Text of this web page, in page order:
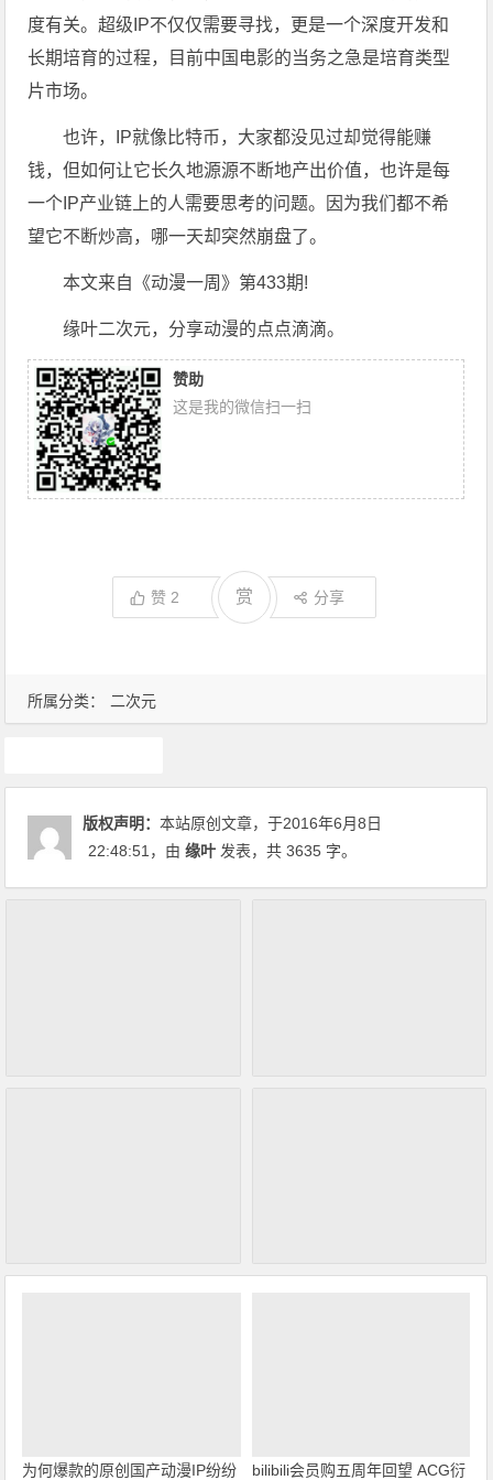
所属分类： 二次元
度有关。超级IP不仅仅需要寻找，更是一个深度开发和
长期培育的过程，目前中国电影的当务之急是培育类型
片市场。
也许，IP就像比特币，大家都没见过却觉得能赚
钱，但如何让它长久地源源不断地产出价值，也许是每
一个IP产业链上的人需要思考的问题。因为我们都不希
望它不断炒高，哪一天却突然崩盘了。
本文来自《动漫一周》第433期!
缘叶二次元，分享动漫的点点滴滴。
赞助
这是我的微信扫一扫
赞2 赏 分享
版权声明：本站原创文章，于2016年6月8日
22:48:51，由缘叶 发表，共 3635 字。
为何爆款的原创国产动漫IP纷纷
bilibili会员购五周年回望 ACG衍